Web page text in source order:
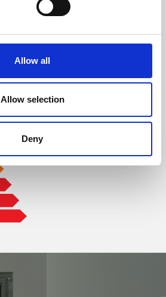
Allow all
Allow selection
Deny
8 kW